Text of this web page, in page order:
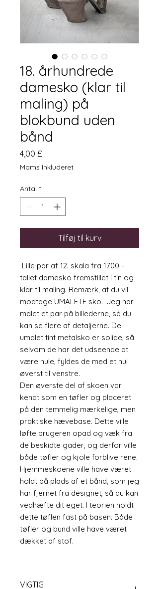
18. århundrede
damesko (klar til
maling) på
blokbund uden
bånd
4,00 £
Moms Inkluderet
Antal *
Tilføj til kurv
Lille par af 12. skala fra 1700 -
tallet damesko fremstillet i tin og
klar til maling. Bemærk, at du vil
modtage UMALETE sko. Jeg har
malet et par på billederne, så du
kan se flere af detaljerne. De
umalet tint metalsko er solide, så
selvom de har det udseende at
være hule, fyldes de med et hul
øverst til venstre.
Den øverste del af skoen var
kendt som en tøfler og placeret
på den temmelig mærkelige, men
praktiske hævebase. Dette ville
løfte brugeren opad og væk fra
de beskidte gader, og derfor ville
både tøfler og kjole forblive rene.
Hjemmeskoene ville have været
holdt på plads af et bånd, som jeg
har fjernet fra designet, så du kan
vedhæfte dit eget. I teorien holdt
dette tøflen fast på basen. Både
tøfler og bund ville have været
dækket af stof.
VIGTIG